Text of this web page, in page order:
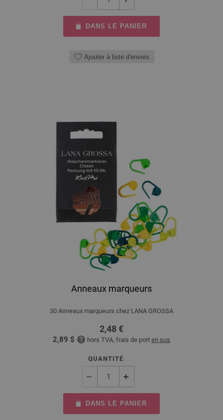
DANS LE PANIER
Ajouter à liste d'envies
Anneaux marqueurs
30 Anneaux marqueurs chez LANA GROSSA
2,48 €
2,89 $ hors TVA, frais de port en sus
QUANTITÉ
DANS LE PANIER